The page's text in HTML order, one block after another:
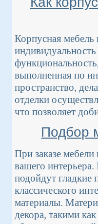
Корпусная мебель
выполненная по
пространство,
отделки
что позволяет
Подбор
При заказе
вашего
подойдут гладкие
классического
материалы.
декора, такими как